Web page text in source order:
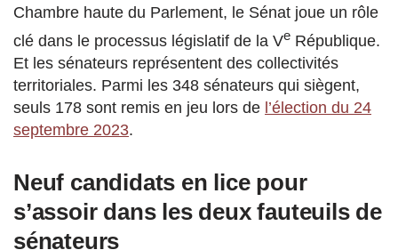
Chambre haute du Parlement, le Sénat joue un rôle
clé dans le processus législatif de la Ve République.
Et les sénateurs représentent des collectivités
territoriales. Parmi les 348 sénateurs qui siègent,
seuls 178 sont remis en jeu lors de l’élection du 24
septembre 2023.
Neuf candidats en lice pour
s’assoir dans les deux fauteuils de
sénateurs